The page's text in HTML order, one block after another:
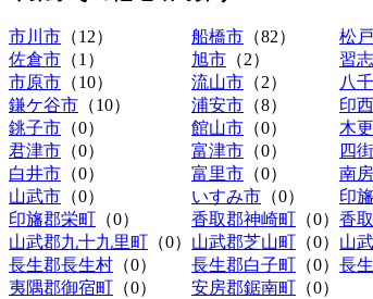
市川市 （12） 船橋市 （82） 松
佐倉市 （1） 旭市 （2） 習
市原市 （10） 流山市 （2） 八
鎌ケ谷市 （10） 浦安市 （8） 印
銚子市 （0） 館山市 （0） 木
君津市 （0） 富津市 （0） 四
白井市 （0） 富里市 （0） 南
山武市 （0） いすみ市 （0） 印
印旛郡栄町 （0） 香取郡神崎町 （0） 香
山武郡九十九里町 （0） 山武郡芝山町 （0） 山
長生郡長生村 （0） 長生郡白子町 （0） 長
夷隅郡御宿町 （0） 安房郡鋸南町 （0）